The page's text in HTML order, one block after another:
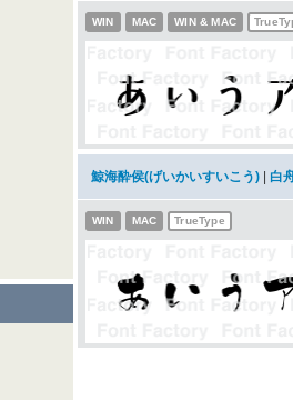
WIN MAC WIN & MAC
鯨海酔侯(げいかいすいこう) 白
WIN MAC TrueType